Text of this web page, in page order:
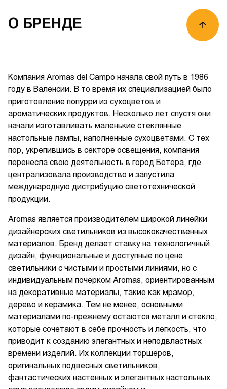
О БРЕНДЕ
Компания Aromas del Campo начала свой путь в 1986
году в Валенсии. В то время их специализацией было
приготовление попурри из сухоцветов и
ароматических продуктов. Несколько лет спустя они
начали изготавливать маленькие стеклянные
настольные лампы, наполненные сухоцветами. С тех
пор, укрепившись в секторе освещения, компания
перенесла свою деятельность в город Бетера, где
централизовала производство и запустила
международную дистрибуцию светотехнической
продукции.
Aromas является производителем широкой линейки
дизайнерских светильников из высококачественных
материалов. Бренд делает ставку на технологичный
дизайн, функциональные и доступные по цене
светильники с чистыми и простыми линиями, но с
индивидуальным почерком Aromas, ориентированным
на декоративные материалы, такие как мрамор,
дерево и керамика. Тем не менее, основными
материалами по-прежнему остаются металл и стекло,
которые сочетают в себе прочность и легкость, что
приводит к созданию элегантных и неподвластных
времени изделий. Их коллекции торшеров,
оригинальных подвесных светильников,
фантастических настенных и элегантных настольных